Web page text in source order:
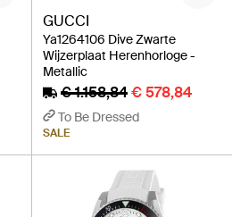
GUCCI
Ya1264106 Dive Zwarte
Wijzerplaat Herenhorloge -
Metallic
€ 1.158,84€ 578,84
To Be Dressed
SALE